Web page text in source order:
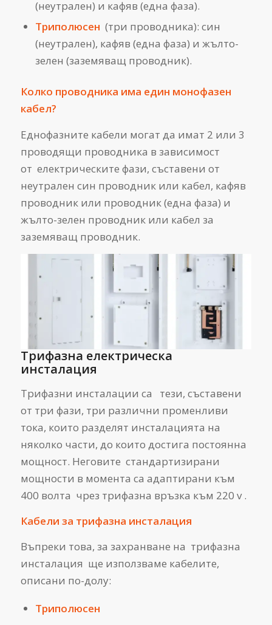
(неутрален) и кафяв (една фаза).
Триполюсен (три проводника): син
(неутрален), кафяв (една фаза) и жълто-
зелен (заземяващ проводник).
Колко проводника има един монофазен
кабел?
Еднофазните кабели могат да имат 2 или 3
проводящи проводника в зависимост
от електрическите фази, съставени от
неутрален син проводник или кабел, кафяв
проводник или проводник (една фаза) и
жълто-зелен проводник или кабел за
заземяващ проводник.
Трифазна електрическа
инсталация
Трифазни инсталации са тези, съставени
от три фази, три различни променливи
тока, които разделят инсталацията на
няколко части, до които достига постоянна
мощност. Неговите стандартизирани
мощности в момента са адаптирани към
400 волта чрез трифазна връзка към 220 v .
Кабели за трифазна инсталация
Въпреки това, за захранване на трифазна
инсталация ще използваме кабелите,
описани по-долу:
Триполюсен